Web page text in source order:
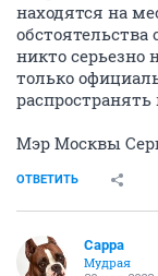
находятся на
никто серьезно
только
Мэр Москвы
ОТВЕТИТЬ
Сарра
Мудрая